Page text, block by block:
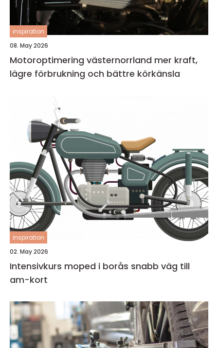
inspiration
08. May 2026
Motoroptimering västernorrland mer kraft,
lägre förbrukning och bättre körkänsla
inspiration
02. May 2026
Intensivkurs moped i borås snabb väg till
am-kort